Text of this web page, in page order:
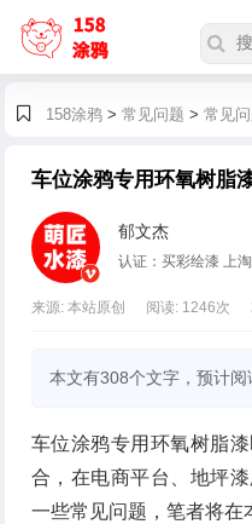
158涂鸦> 常见问题 > 常见
车位涂鸦专用环氧树脂
郁文杰
认证：买彩绘漆 上
来源: 本站原创 阅读: 1246次
本文有308个文字，预计阅
车位涂鸦专用环氧树脂
合，在电商平台、地坪
一些常见问题，笔者将在